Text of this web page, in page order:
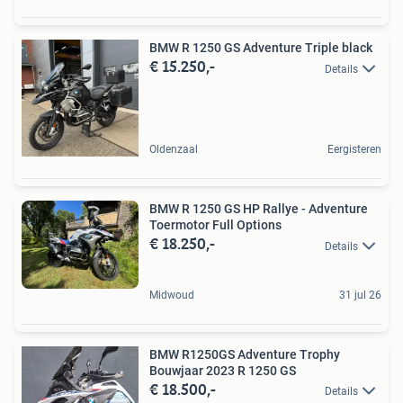
BMW R 1250 GS Adventure Triple black
€ 15.250,- Details
Oldenzaal Eergisteren
BMW R 1250 GS HP Rallye - Adventure
Toermotor Full Options
€ 18.250,- Details
Midwoud 31 jul 26
BMW R1250GS Adventure Trophy
Bouwjaar 2023 R 1250 GS
€ 18.500,- Details